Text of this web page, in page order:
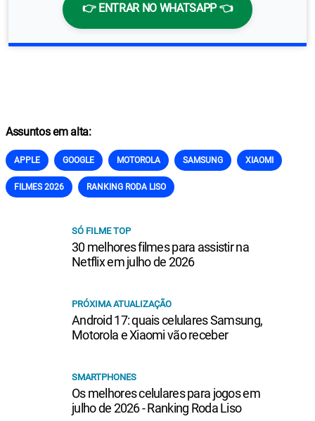
👉 ENTRAR NO WHATSAPP 👈
Assuntos em alta:
APPLE GOOGLE MOTOROLA SAMSUNG XIAOMI
FILMES 2026 RANKING RODA LISO
SÓ FILME TOP
30 melhores filmes para assistir na
Netflix em julho de 2026
PRÓXIMA ATUALIZAÇÃO
Android 17: quais celulares Samsung,
Motorola e Xiaomi vão receber
SMARTPHONES
Os melhores celulares para jogos em
julho de 2026 - Ranking Roda Liso